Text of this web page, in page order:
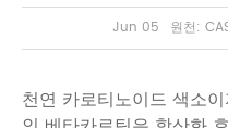
Jun 05 원천:
천연 카로티노이드 색소